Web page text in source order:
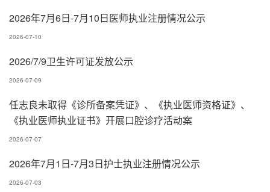
2026年7月6日-7月10日医师执业注册情况公示
2026-07-10
2026/7/9卫生许可证发放公示
2026-07-09
任志良未取得《诊所备案凭证》、《执业医师资格证》、
《执业医师执业证书》开展口腔诊疗活动案
2026-07-07
2026年7月1日-7月3日护士执业注册情况公示
2026-07-03